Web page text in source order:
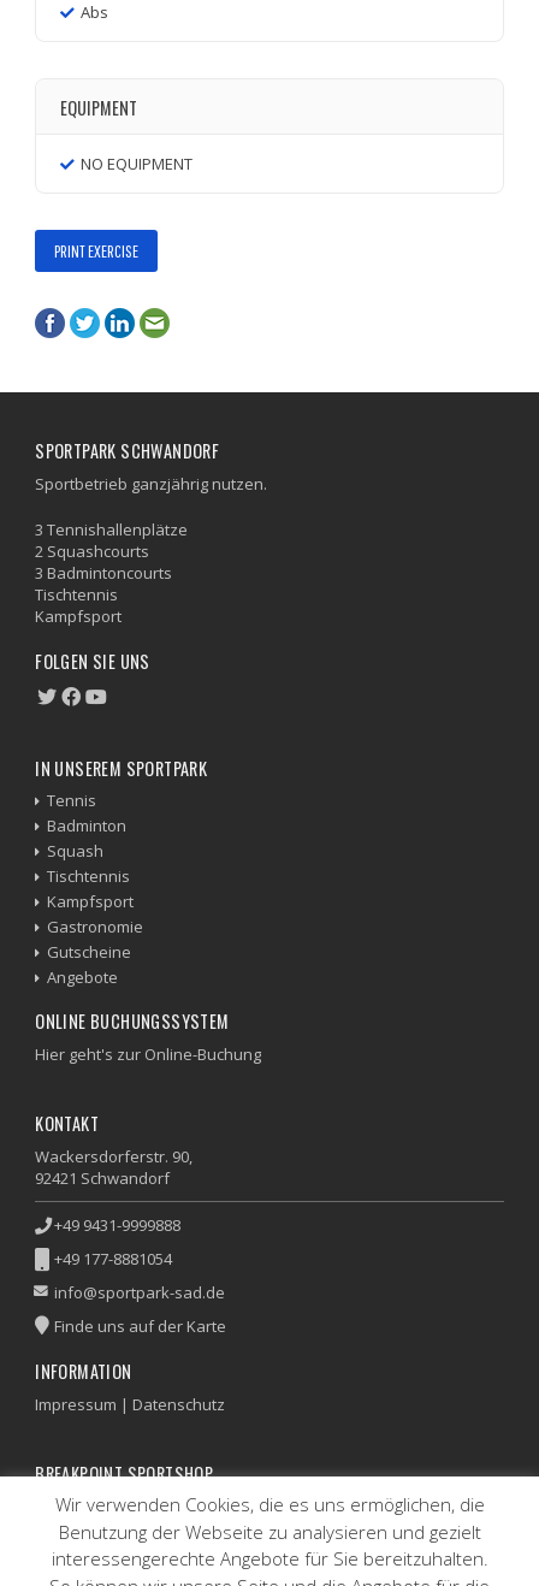
Abs
EQUIPMENT
NO EQUIPMENT
PRINT EXERCISE
SPORTPARK SCHWANDORF
Sportbetrieb ganzjährig nutzen.
3 Tennishallenplätze
2 Squashcourts
3 Badmintoncourts
Tischtennis
Kampfsport
FOLGEN SIE UNS
IN UNSEREM SPORTPARK
Tennis
Badminton
Squash
Tischtennis
Kampfsport
Gastronomie
Gutscheine
Angebote
ONLINE BUCHUNGSSYSTEM
Hier geht's zur Online-Buchung
KONTAKT
Wackersdorferstr. 90,
92421 Schwandorf
+49 9431-9999888
+49 177-8881054
info@sportpark-sad.de
Finde uns auf der Karte
INFORMATION
Impressum | Datenschutz
BREAKPOINT SPORTSHOP
Artikel und Besaitungsservice nur auf Anfrage
UNSERE SPORTPARKS IN
Wir verwenden Cookies, die es uns ermöglichen, die
Benutzung der Webseite zu analysieren und gezielt
interessengerechte Angebote für Sie bereitzuhalten.